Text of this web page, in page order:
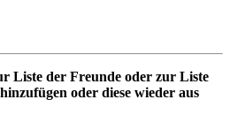
Liste der Freunde oder zur Liste
oder diese wieder aus